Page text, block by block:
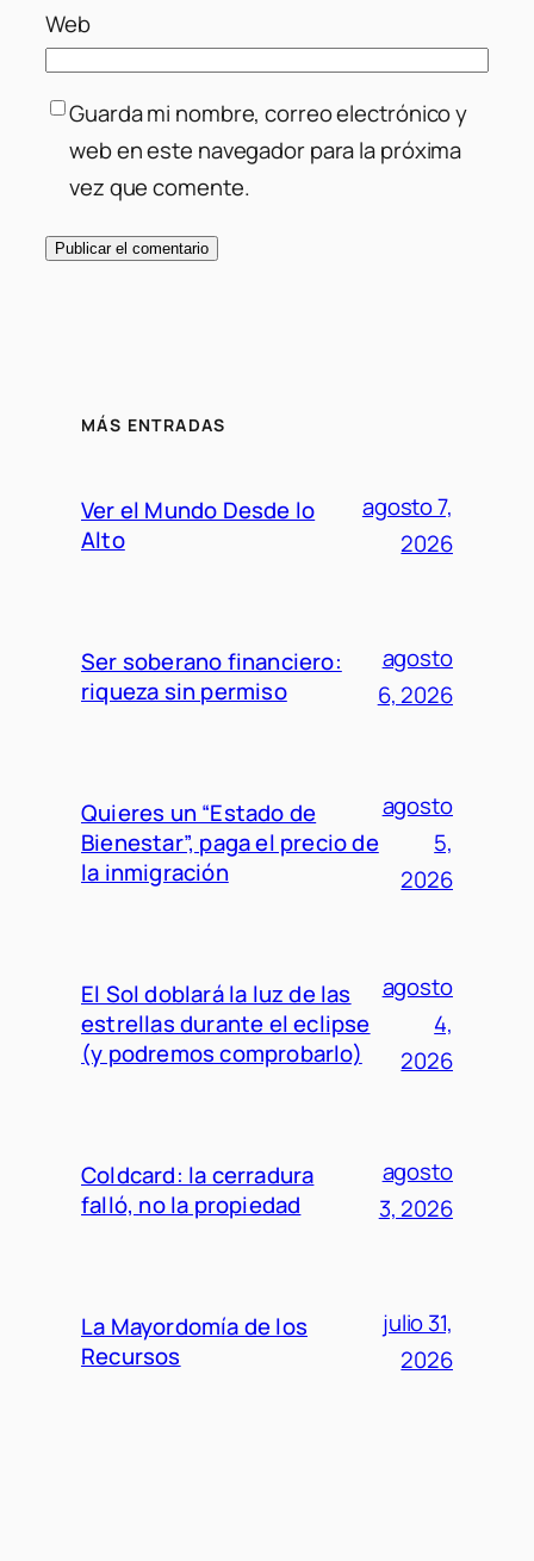
Web
Guarda mi nombre, correo electrónico y
web en este navegador para la próxima
vez que comente.
MÁS ENTRADAS
Ver el Mundo Desde lo
Alto
agosto 7,
2026
Ser soberano financiero:
riqueza sin permiso
agosto
6, 2026
Quieres un “Estado de
Bienestar”, paga el precio de
la inmigración
agosto
5,
2026
El Sol doblará la luz de las
estrellas durante el eclipse
(y podremos comprobarlo)
agosto
4,
2026
Coldcard: la cerradura
falló, no la propiedad
agosto
3, 2026
La Mayordomía de los
Recursos
julio 31,
2026